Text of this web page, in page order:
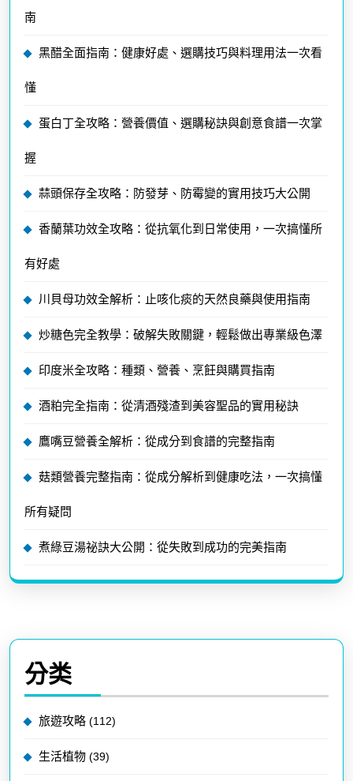
南
黑醋全面指南：健康好處、選購技巧與料理用法一次看
懂
蛋白丁全攻略：營養價值、選購秘訣與創意食譜一次掌
握
蒜頭保存全攻略：防發芽、防霉變的實用技巧大公開
香蘭葉功效全攻略：從抗氧化到日常使用，一次搞懂所
有好處
川貝母功效全解析：止咳化痰的天然良藥與使用指南
炒糖色完全教學：破解失敗關鍵，輕鬆做出專業級色澤
印度米全攻略：種類、營養、烹飪與購買指南
酒粕完全指南：從清酒殘渣到美容聖品的實用秘訣
鷹嘴豆營養全解析：從成分到食譜的完整指南
菇類營養完整指南：從成分解析到健康吃法，一次搞懂
所有疑問
煮綠豆湯祕訣大公開：從失敗到成功的完美指南
分类
旅遊攻略 (112)
生活植物 (39)